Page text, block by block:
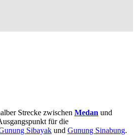
Strecke zwischen Medan und
für die
Sibayak und Gunung Sinabung.